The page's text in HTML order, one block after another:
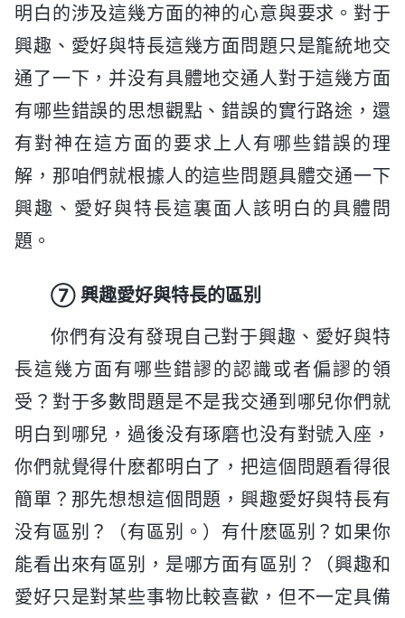
明白的涉及這幾方面的神的心意與要求。對于
興趣、愛好與特長這幾方面問題只是籠統地交
通了一下，并没有具體地交通人對于這幾方面
有哪些錯誤的思想觀點、錯誤的實行路途，還
有對神在這方面的要求上人有哪些錯誤的理
解，那咱們就根據人的這些問題具體交通一下
興趣、愛好與特長這裏面人該明白的具體問
題。
⑦ 興趣愛好與特長的區别
你們有没有發現自己對于興趣、愛好與特
長這幾方面有哪些錯謬的認識或者偏謬的領
受？對于多數問題是不是我交通到哪兒你們就
明白到哪兒，過後没有琢磨也没有對號入座，
你們就覺得什麽都明白了，把這個問題看得很
簡單？那先想想這個問題，興趣愛好與特長有
没有區别？（有區别。）有什麽區别？如果你
能看出來有區别，是哪方面有區别？（興趣和
愛好只是對某些事物比較喜歡，但不一定具備